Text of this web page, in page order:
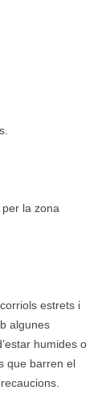
la zona
estrets i
algunes
humides o
que barren el